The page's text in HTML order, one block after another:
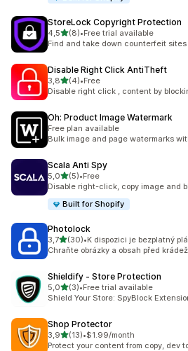
StoreLock Copyright Protection
4,5z 5 hvězd
(8)
Celkový počet recenzí: 8
•Free trial available
Find and take down counterfeit
Disable Right Click AntiTheft
3,8z 5 hvězd
(4)
Celkový počet recenzí: 4
•Free
Disable right click , content by
Oh: Product Image Watermark
Free plan available
Bulk image and page watermarks
Scala Anti Spy
5,0z 5 hvězd
(5)
Celkový počet recenzí: 5
•Free
Disable right-click, copy image and
Built for Shopify
Photolock
3,7z 5 hvězd
(30)
Celkový počet recenzí: 30
•K dispozici je bezplatný
Chraňte obrázky a obsah před
Shieldify ‑ Store Protection
5,0z 5 hvězd
(3)
Celkový počet recenzí: 3
•Free trial available
Shield Your Store: SpyBlock
Shop Protector
3,9z 5 hvězd
(13)
Celkový počet recenzí: 13
•$1.99/month
Protect your content from copy, dev